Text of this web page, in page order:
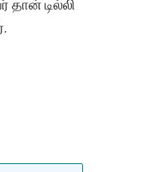
தான் டில்லி